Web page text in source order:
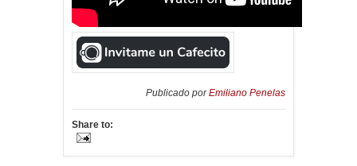
Publicado porEmiliano Penelas
Share to: